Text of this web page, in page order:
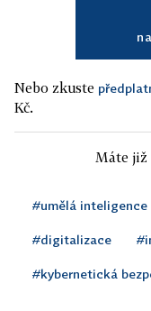
Nebo zkuste
Kč.
Máte již
#umělá inteligence
#digitalizace
#kybernetická